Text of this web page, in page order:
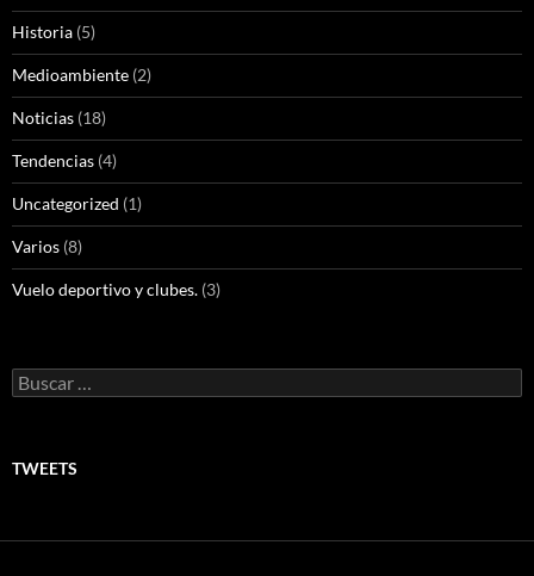
Historia (5)
Medioambiente (2)
Noticias (18)
Tendencias (4)
Uncategorized (1)
Varios (8)
Vuelo deportivo y clubes. (3)
Buscar:
TWEETS